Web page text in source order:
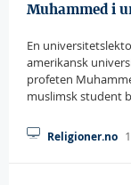
Muhammed i
En
amerikansk
profeten
muslimsk student
Religioner.no